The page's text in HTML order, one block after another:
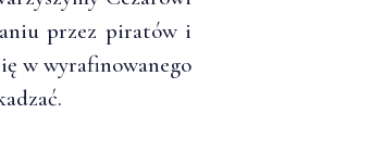
przez piratów i
w wyrafinowanego